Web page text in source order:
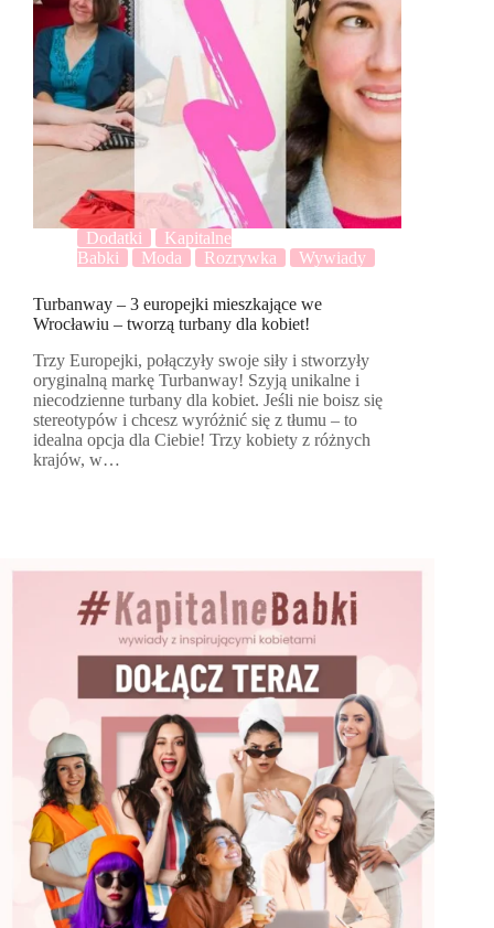
Dodatki
Kapitalne
Babki
Moda Rozrywka Wywiady
Turbanway – 3 europejki mieszkające we
Wrocławiu – tworzą turbany dla kobiet!
Trzy Europejki, połączyły swoje siły i stworzyły
oryginalną markę Turbanway! Szyją unikalne i
niecodzienne turbany dla kobiet. Jeśli nie boisz się
stereotypów i chcesz wyróżnić się z tłumu – to
idealna opcja dla Ciebie! Trzy kobiety z różnych
krajów, w…